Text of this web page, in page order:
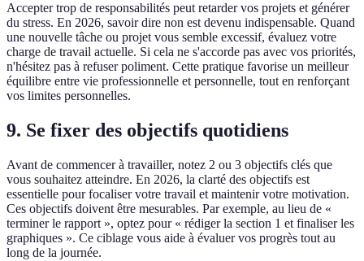
Accepter trop de responsabilités peut retarder vos projets et générer
du stress. En 2026, savoir dire non est devenu indispensable. Quand
une nouvelle tâche ou projet vous semble excessif, évaluez votre
charge de travail actuelle. Si cela ne s'accorde pas avec vos priorités,
n'hésitez pas à refuser poliment. Cette pratique favorise un meilleur
équilibre entre vie professionnelle et personnelle, tout en renforçant
vos limites personnelles.
9. Se fixer des objectifs quotidiens
Avant de commencer à travailler, notez 2 ou 3 objectifs clés que
vous souhaitez atteindre. En 2026, la clarté des objectifs est
essentielle pour focaliser votre travail et maintenir votre motivation.
Ces objectifs doivent être mesurables. Par exemple, au lieu de «
terminer le rapport », optez pour « rédiger la section 1 et finaliser les
graphiques ». Ce ciblage vous aide à évaluer vos progrès tout au
long de la journée.